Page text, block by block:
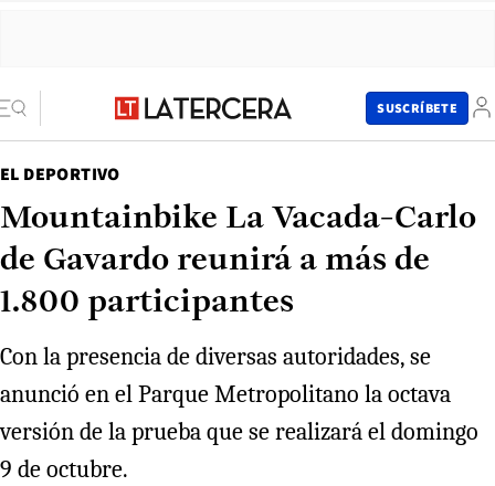
SUSCRÍBETE
EL DEPORTIVO
Mountainbike La Vacada-Carlo
de Gavardo reunirá a más de
1.800 participantes
Con la presencia de diversas autoridades, se
anunció en el Parque Metropolitano la octava
versión de la prueba que se realizará el domingo
9 de octubre.